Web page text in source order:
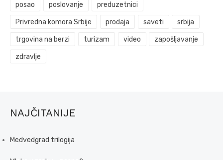
posao poslovanje preduzetnici
Privredna komora Srbije prodaja saveti srbija
trgovina na berzi turizam video zapošljavanje
zdravlje
NAJČITANIJE
Medvedgrad trilogija